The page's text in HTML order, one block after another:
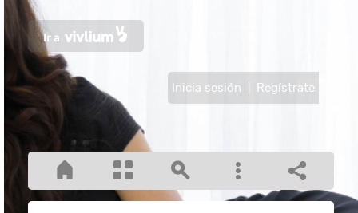
Inicia sesión Regístrate